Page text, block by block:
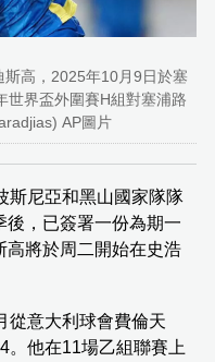
高，2025年10月9日於塞
世界盃外圍賽H組對塞浦路
AP圖片
斯尼亞和黑山國家隊隊
後，已簽署一份為期一
高將於周二開始在史浩
從意大利球會費倫天
。他在11場乙組聯賽上